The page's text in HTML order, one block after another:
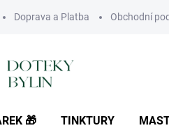
Doprava a Platba Obchodní
🎁 TINKTURY